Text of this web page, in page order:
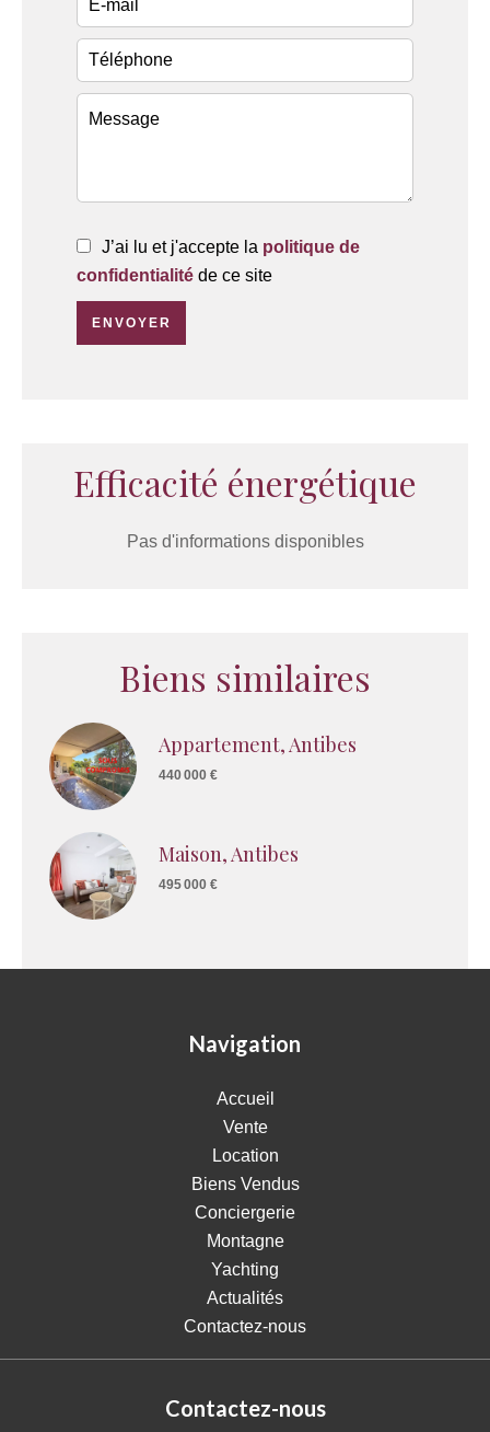
J’ai lu et j'accepte la politique de
confidentialité de ce site
ENVOYER
Efficacité énergétique
Pas d'informations disponibles
Biens similaires
Appartement, Antibes
440 000 €
Maison, Antibes
495 000 €
Navigation
Accueil
Vente
Location
Biens Vendus
Conciergerie
Montagne
Yachting
Actualités
Contactez-nous
Contactez-nous